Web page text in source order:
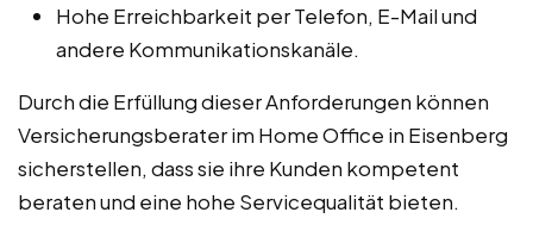
Hohe Erreichbarkeit per Telefon, E-Mail und
andere Kommunikationskanäle.
Durch die Erfüllung dieser Anforderungen können
Versicherungsberater im Home Office in Eisenberg
sicherstellen, dass sie ihre Kunden kompetent
beraten und eine hohe Servicequalität bieten.